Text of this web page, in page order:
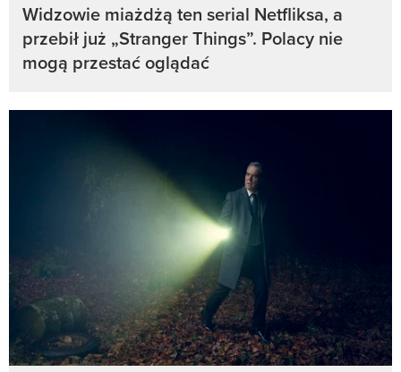
Widzowie miażdżą ten serial Netfliksa, a
przebił już „Stranger Things”. Polacy nie
mogą przestać oglądać